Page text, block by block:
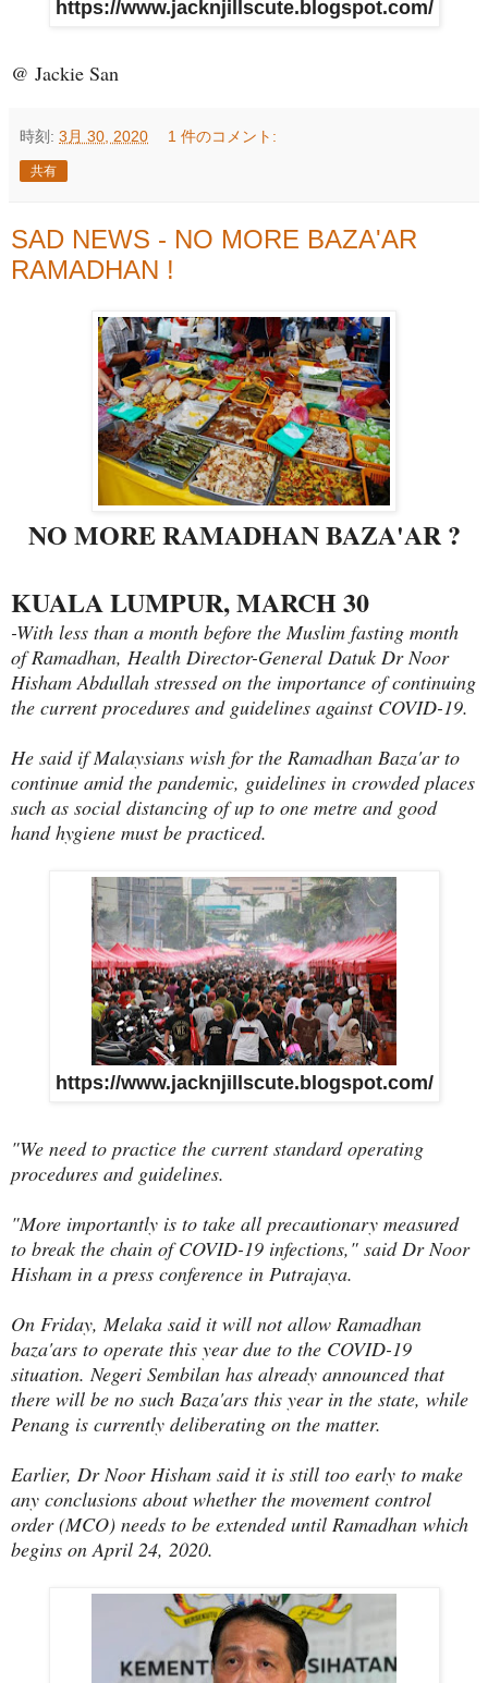
https://www.jacknjillscute.blogspot.com/
@ Jackie San
時刻: 3月 30, 2020 1 件のコメント:
共有
SAD NEWS - NO MORE BAZA'AR
RAMADHAN !
NO MORE RAMADHAN BAZA'AR ?
KUALA LUMPUR, MARCH 30
-With less than a month before the Muslim fasting month
of Ramadhan, Health Director-General Datuk Dr Noor
Hisham Abdullah stressed on the importance of continuing
the current procedures and guidelines against COVID-19.
He said if Malaysians wish for the Ramadhan Baza'ar to
continue amid the pandemic, guidelines in crowded places
such as social distancing of up to one metre and good
hand hygiene must be practiced.
https://www.jacknjillscute.blogspot.com/
"We need to practice the current standard operating
procedures and guidelines.
"More importantly is to take all precautionary measured
to break the chain of COVID-19 infections," said Dr Noor
Hisham in a press conference in Putrajaya.
On Friday, Melaka said it will not allow Ramadhan
baza'ars to operate this year due to the COVID-19
situation. Negeri Sembilan has already announced that
there will be no such Baza'ars this year in the state, while
Penang is currently deliberating on the matter.
Earlier, Dr Noor Hisham said it is still too early to make
any conclusions about whether the movement control
order (MCO) needs to be extended until Ramadhan which
begins on April 24, 2020.